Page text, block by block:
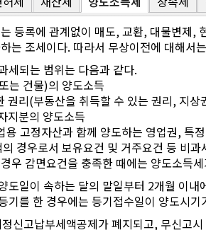
등록에 관계없이 매도, 교환, 대물변제,
하는 조세이다. 따라서 무상이전에 대해서
세되는 범위는 다음과 같다.
는 건물)의 양도소득
권리(부동산을 취득할 수 있는 권리, 지
지분의 양도소득
용 고정자산과 함께 양도하는 영업권, 특
경우로서 보유요건 및 거주요건 등 비
우 감면요건을 충족한 때에는 양도소득
도일이 속하는 달의 말일부터 2개월 이
기를 한 경우에는 등기접수일이 양도시기
신고납부세액공제가 폐지되고, 무신고